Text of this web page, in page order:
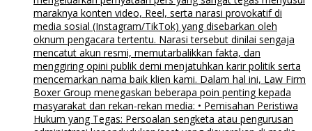
maraknya konten video, Reel, serta narasi provokatif di
media sosial (Instagram/TikTok) yang disebarkan oleh
oknum pengacara tertentu. Narasi tersebut dinilai sengaja
mencatut akun resmi, memutarbalikkan fakta, dan
menggiring opini publik demi menjatuhkan karir politik serta
mencemarkan nama baik klien kami. Dalam hal ini, Law Firm
Boxer Group menegaskan beberapa poin penting kepada
masyarakat dan rekan-rekan media: • Pemisahan Peristiwa
Hukum yang Tegas: Persoalan sengketa atau pengurusan